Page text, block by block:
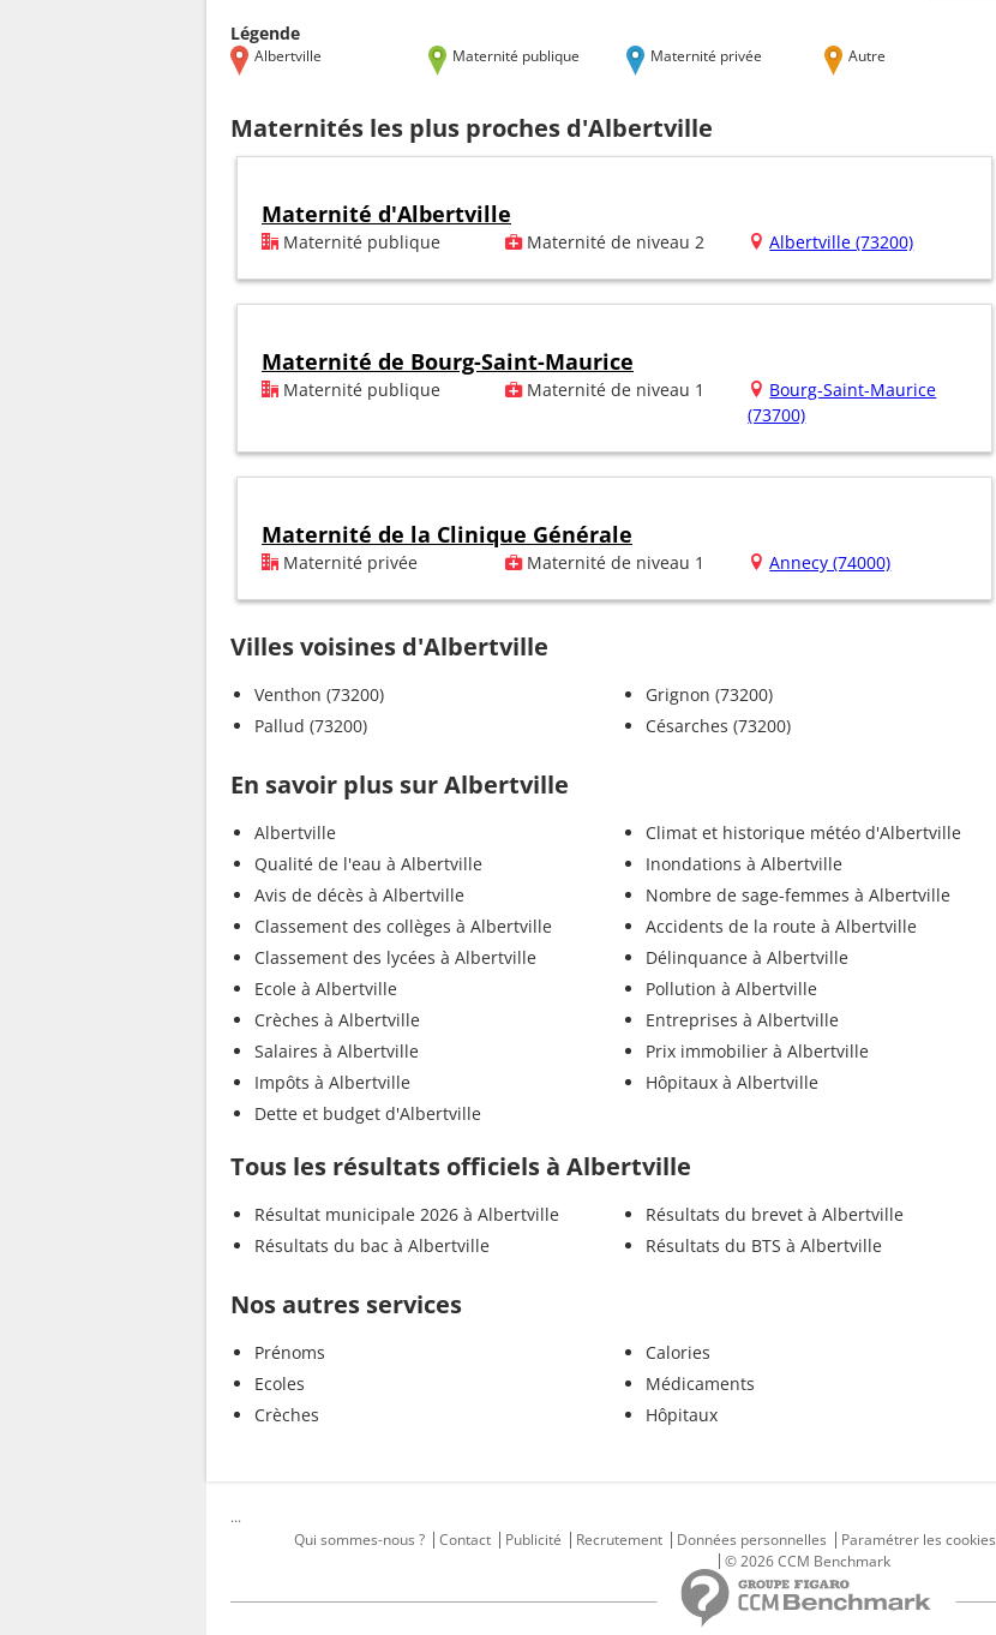
Légende
Albertville Maternité publique Maternité privée Autre
Maternités les plus proches d'Albertville
Maternité d'Albertville
Maternité publique Maternité de niveau 2 Albertville (73200)
Maternité de Bourg-Saint-Maurice
Maternité publique Maternité de niveau 1
Bourg-Saint-Maurice
(73700)
Maternité de la Clinique Générale
Maternité privée Maternité de niveau 1 Annecy (74000)
Villes voisines d'Albertville
Venthon (73200)
Pallud (73200)
Grignon (73200)
Césarches (73200)
En savoir plus sur Albertville
Albertville
Qualité de l'eau à Albertville
Avis de décès à Albertville
Classement des collèges à Albertville
Classement des lycées à Albertville
Ecole à Albertville
Crèches à Albertville
Salaires à Albertville
Impôts à Albertville
Dette et budget d'Albertville
Climat et historique météo d'Albertville
Inondations à Albertville
Nombre de sage-femmes à Albertville
Accidents de la route à Albertville
Délinquance à Albertville
Pollution à Albertville
Entreprises à Albertville
Prix immobilier à Albertville
Hôpitaux à Albertville
Tous les résultats officiels à Albertville
Résultat municipale 2026 à Albertville
Résultats du bac à Albertville
Résultats du brevet à Albertville
Résultats du BTS à Albertville
Nos autres services
Prénoms
Ecoles
Crèches
Calories
Médicaments
Hôpitaux
...
Qui sommes-nous ?
Contact Publicité Recrutement Données personnelles Paramétrer les cookies
© 2026 CCM Benchmark